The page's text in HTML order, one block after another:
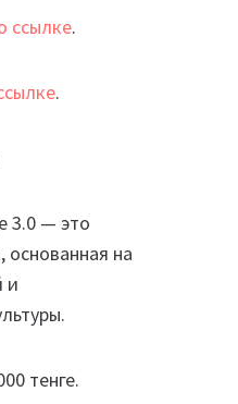
ссылке.
.
3.0 — это
основанная на
и
тенге.